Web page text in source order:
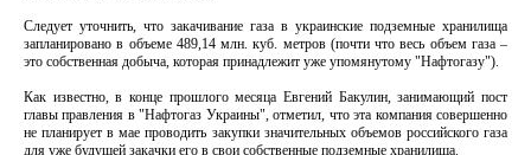
Следует уточнить, что закачивание газа в украинские подземные хранилища
запланировано в объеме 489,14 млн. куб. метров (почти что весь объем газа –
это собственная добыча, которая принадлежит уже упомянутому "Нафтогазу").
Как известно, в конце прошлого месяца Евгений Бакулин, занимающий пост
главы правления в "Нафтогаз Украины", отметил, что эта компания совершенно
не планирует в мае проводить закупки значительных объемов российского газа
для уже будущей закачки его в свои собственные подземные хранилища.